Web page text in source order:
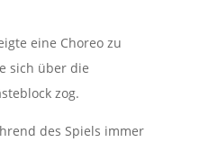
eine Choreo zu
sich über die
zog.
des Spiels immer